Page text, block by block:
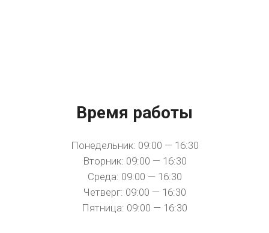
Время работы
Понедельник: 09:00 — 16:30
Вторник: 09:00 — 16:30
Среда: 09:00 — 16:30
Четверг: 09:00 — 16:30
Пятница: 09:00 — 16:30